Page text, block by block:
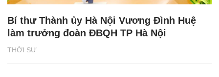
THỜI SỰ
Bí thư Thành ủy Hà Nội Vương Đình Huệ
làm trưởng đoàn ĐBQH TP Hà Nội